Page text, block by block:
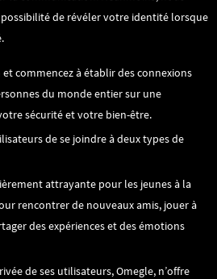
de révéler votre identité lorsque
et commencez à établir des connexions
du monde entier sur une
sécurité et votre bien-être.
de se joindre à deux types de
attrayante pour les jeunes à la
rencontrer de nouveaux amis, jouer à
des expériences et des émotions
de ses utilisateurs, Omegle, n’offre